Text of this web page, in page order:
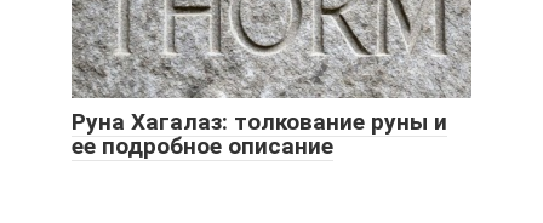
Руна Хагалаз: толкование руны и
ее подробное описание